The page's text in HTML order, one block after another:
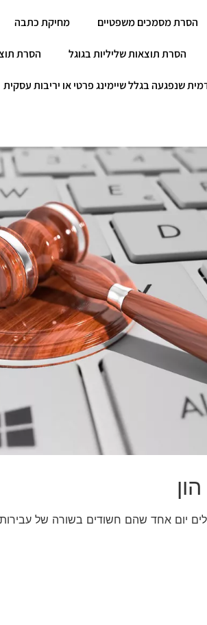
הסרת מסמכים משפטיים מחיקת כתבה
הסרת תוצאות שליליות בגוגל הסרת
שנפגעה בגלל שיימינג פרטי או יריבות עסקית
יום אחד שהם חשודים בשורה של